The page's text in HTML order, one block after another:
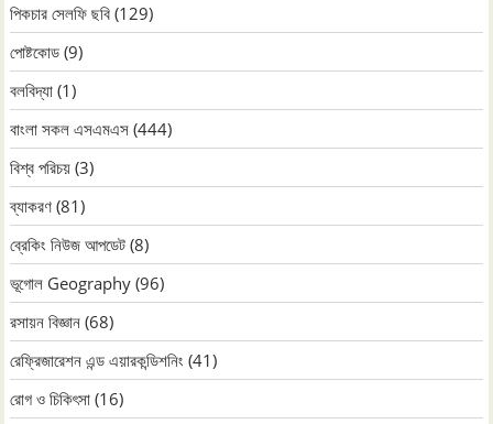
পিকচার সেলফি ছবি (129)
পোষ্টকোড (9)
বলবিদ্যা (1)
বাংলা সকল এসএমএস (444)
বিশ্ব পরিচয় (3)
ব্যাকরণ (81)
ব্রেকিং নিউজ আপডেট (8)
ভূগোল Geography (96)
রসায়ন বিজ্ঞান (68)
রেফ্রিজারেশন এন্ড এয়ারকন্ডিশনিং (41)
রোগ ও চিকিৎসা (16)